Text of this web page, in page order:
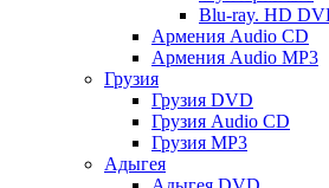
Blu-ray. HD
Армения Audio CD
Армения Audio MP3
Грузия
Грузия DVD
Грузия Audio CD
Грузия MP3
Адыгея